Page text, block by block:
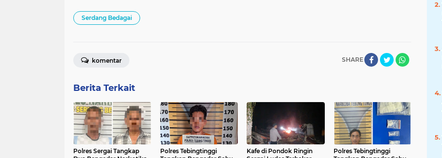
Serdang Bedagai
SHARE
komentar
Berita Terkait
Polres Sergai Tangkap
Polres Tebingtinggi
Kafe di Pondok Ringin
Polres Tebingtinggi